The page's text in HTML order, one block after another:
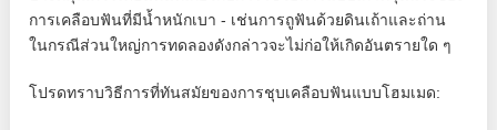
การเคลือบฟันที่มีน้ำหนักเบา - เช่นการถูฟันด้วยดินเถ้าและถ่าน
ในกรณีส่วนใหญ่การทดลองดังกล่าวจะไม่ก่อให้เกิดอันตรายใด ๆ
โปรดทราบวิธีการที่ทันสมัยของการชุบเคลือบฟันแบบโฮมเมด: